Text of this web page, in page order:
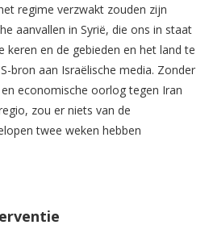
regime verzwakt zouden zijn
aanvallen in Syrië, die ons in staat
keren en de gebieden en het land te
bron aan Israëlische media. Zonder
economische oorlog tegen Iran
zou er niets van de
twee weken hebben